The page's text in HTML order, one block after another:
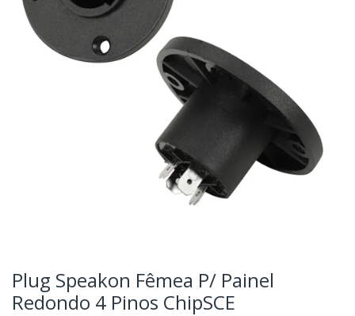
Plug Speakon Fêmea P/ Painel
Redondo 4 Pinos ChipSCE